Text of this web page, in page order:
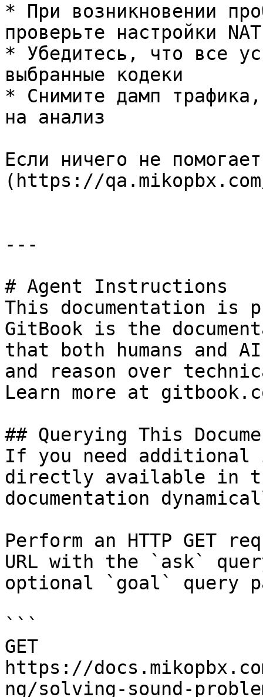
* При возникновении
проверьте настройки NAT
* Убедитесь, что все
выбранные кодеки
* Снимите дамп
на анализ
Если ничего не
(https://
---
# Agent Instructions
This documentation is
GitBook is the
that both humans and
and reason over
Learn more at
## Querying This
If you need
directly available in
documentation
Perform an HTTP GET
URL with the `ask`
optional `goal` query
```
GET
https://
ng/solving-sound-